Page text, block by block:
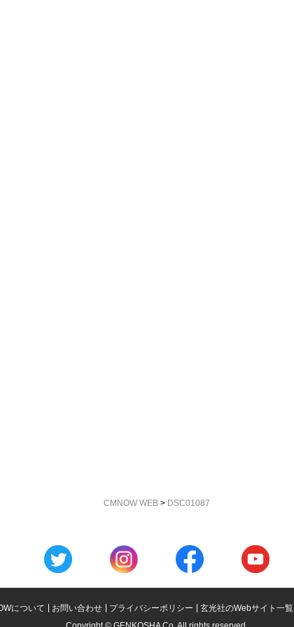
CMNOW WEB > DSC01087
について お問い合わせ プライバシーポリシー 玄光社のWebサイト一覧